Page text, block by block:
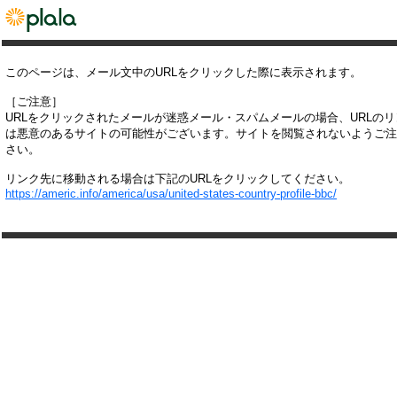
このページは、メール文中のURLをクリックした際に表示されます。
［ご注意］
URLをクリックされたメールが迷惑メール・スパムメールの場合、URLの
は悪意のあるサイトの可能性がございます。サイトを閲覧されないようご
さい。
リンク先に移動される場合は下記のURLをクリックしてください。
https://americ.info/america/usa/united-states-country-profile-bbc/